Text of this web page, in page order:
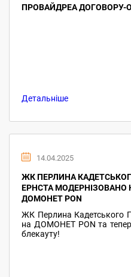
ПРОВАЙДРЕА ДОГОВОРУ-
Детальніше
14.04.2025
ЖК ПЕРЛИНА
ЕРНСТА МОДЕРНІЗОВАНО
ДОМОНЕТ PON
ЖК Перлина Кадетського
на ДОМОНЕТ PON та
блекауту!